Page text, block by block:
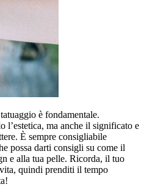
è fondamentale.
l’estetica, ma anche il significato e
È sempre consigliabile
possa darti consigli su come il
e alla tua pelle. Ricorda, il tuo
quindi prenditi il tempo